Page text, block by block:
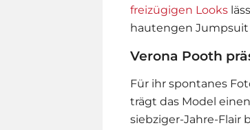
freizügigen Looks
hautengen Jumpsuit
Verona Pooth
Für ihr spontanes
trägt das Model
siebziger-Jahre-Flair